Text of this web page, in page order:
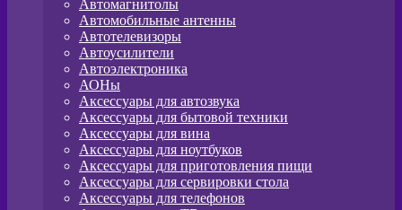
Автомагнитолы
Автомобильные антенны
Автотелевизоры
Автоусилители
Автоэлектроника
АОНы
Аксессуары для автозвука
Аксессуары для бытовой техники
Аксессуары для вина
Аксессуары для ноутбуков
Аксессуары для приготовления пищи
Аксессуары для сервировки стола
Аксессуары для телефонов